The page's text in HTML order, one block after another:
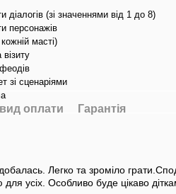
діалогів (зі значеннями від 1 до 8)
персонажів
масті)
візиту
зі сценаріями
оплати
Гарантія
Легко та зроміло
усіх. Особливо буде цікаво